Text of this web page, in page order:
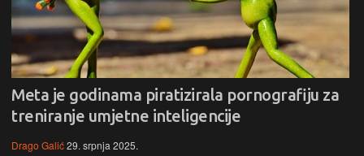
Meta je godinama piratizirala pornografiju za
treniranje umjetne inteligencije
Drago Galić29. srpnja 2025.